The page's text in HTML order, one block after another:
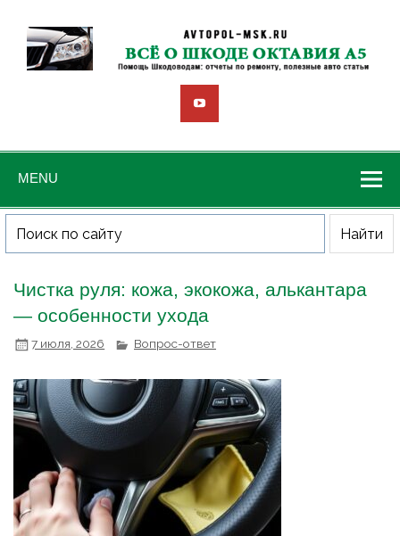
MENU
Чистка руля: кожа, экокожа, алькантара
— особенности ухода
7 июля, 2026 Вопрос-ответ